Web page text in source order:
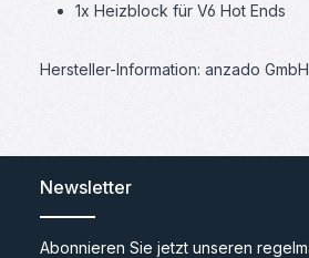
1x Heizblock für V6 Hot Ends
Hersteller-Information: anzado
Newsletter
Abonnieren Sie jetzt unseren